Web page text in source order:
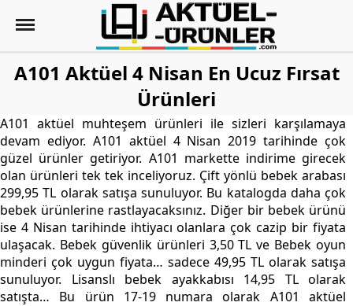
A101 Aktüel 4 Nisan En Ucuz Fırsat
Ürünleri
A101 aktüel muhteşem ürünleri ile sizleri karşılamaya
devam ediyor. A101 aktüel 4 Nisan 2019 tarihinde çok
güzel ürünler getiriyor. A101 markette indirime girecek
olan ürünleri tek tek inceliyoruz. Çift yönlü bebek arabası
299,95 TL olarak satışa sunuluyor. Bu katalogda daha çok
bebek ürünlerine rastlayacaksınız. Diğer bir bebek ürünü
ise 4 Nisan tarihinde ihtiyacı olanlara çok cazip bir fiyata
ulaşacak. Bebek güvenlik ürünleri 3,50 TL ve Bebek oyun
minderi çok uygun fiyata… sadece 49,95 TL olarak satışa
sunuluyor. Lisanslı bebek ayakkabısı 14,95 TL olarak
satışta… Bu ürün 17-19 numara olarak A101 aktüel